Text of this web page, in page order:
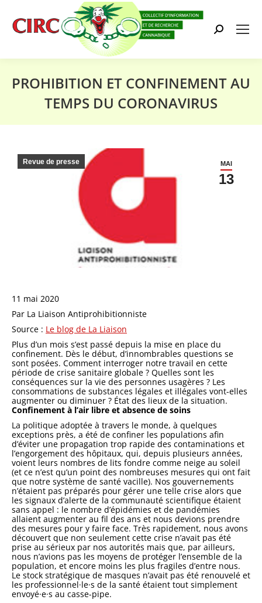
Search:
PROHIBITION ET CONFINEMENT AU
TEMPS DU CORONAVIRUS
MAI
13
Revue de presse
11 mai 2020
Par La Liaison Antiprohibitionniste
Source : Le blog de La Liaison
Plus d’un mois s’est passé depuis la mise en place du
confinement. Dès le début, d’innombrables questions se
sont posées. Comment interroger notre travail en cette
période de crise sanitaire globale ? Quelles sont les
conséquences sur la vie des personnes usagères ? Les
consommations de substances légales et illégales vont-elles
augmenter ou diminuer ? État des lieux de la situation.
Confinement à l’air libre et absence de soins
La politique adoptée à travers le monde, à quelques
exceptions près, a été de confiner les populations afin
d’éviter une propagation trop rapide des contaminations et
l’engorgement des hôpitaux, qui, depuis plusieurs années,
voient leurs nombres de lits fondre comme neige au soleil
(et ce n’est qu’un point des nombreuses mesures qui ont fait
que notre système de santé vacille). Nos gouvernements
n’étaient pas préparés pour gérer une telle crise alors que
les signaux d’alerte de la communauté scientifique étaient
sans appel : le nombre d’épidémies et de pandémies
allaient augmenter au fil des ans et nous devions prendre
des mesures pour y faire face. Très rapidement, nous avons
découvert que non seulement cette crise n’avait pas été
prise au sérieux par nos autorités mais que, par ailleurs,
nous n’avions pas les moyens de protéger l’ensemble de la
population, et encore moins les plus fragiles d’entre nous.
Le stock stratégique de masques n’avait pas été renouvelé et
les professionnel·le·s de la santé étaient tout simplement
envoyé·e·s au casse-pipe.